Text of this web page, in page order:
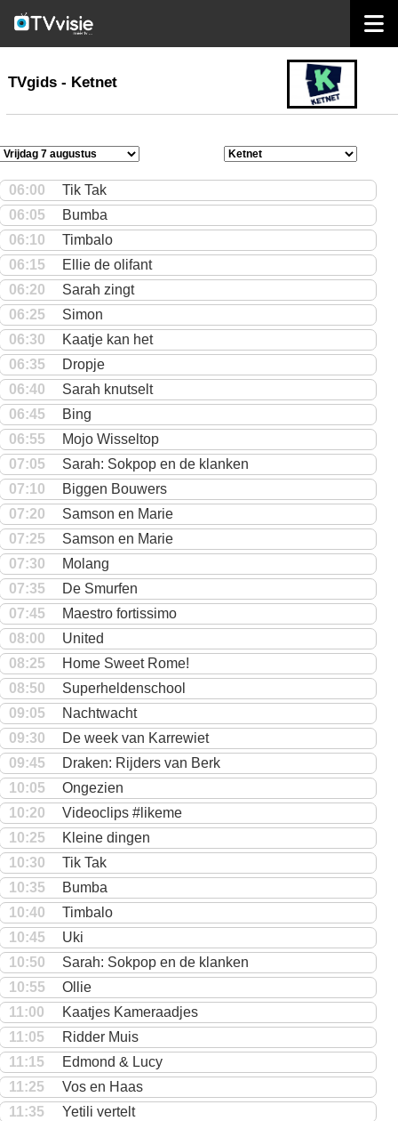
TVgids
TVgids - Ketnet
06:00
Tik Tak
06:05
Bumba
06:10
Timbalo
06:15
Ellie de olifant
06:20
Sarah zingt
06:25
Simon
06:30
Kaatje kan het
06:35
Dropje
06:40
Sarah knutselt
06:45
Bing
06:55
Mojo Wisseltop
07:05
Sarah: Sokpop en de klanken
07:10
Biggen Bouwers
07:20
Samson en Marie
07:25
Samson en Marie
07:30
Molang
07:35
De Smurfen
07:45
Maestro fortissimo
08:00
United
08:25
Home Sweet Rome!
08:50
Superheldenschool
09:05
Nachtwacht
09:30
De week van Karrewiet
09:45
Draken: Rijders van Berk
10:05
Ongezien
10:20
Videoclips #likeme
10:25
Kleine dingen
10:30
Tik Tak
10:35
Bumba
10:40
Timbalo
10:45
Uki
10:50
Sarah: Sokpop en de klanken
10:55
Ollie
11:00
Kaatjes Kameraadjes
11:05
Ridder Muis
11:15
Edmond & Lucy
11:25
Vos en Haas
11:35
Yetili vertelt